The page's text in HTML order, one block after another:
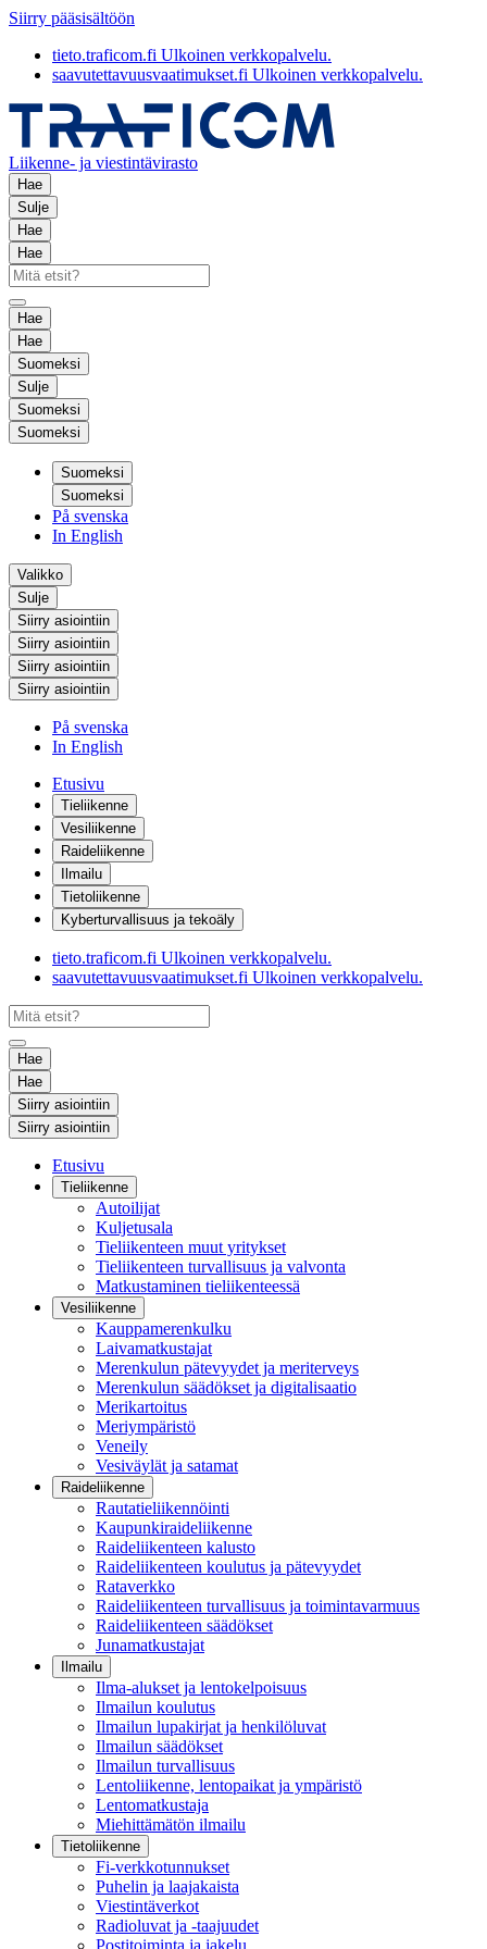
Siirry pääsisältöön
tieto.traficom.fi Ulkoinen verkkopalvelu.
saavutettavuusvaatimukset.fi Ulkoinen verkkopalvelu.
Liikenne- ja viestintävirasto
Hae
Sulje
Hae
Hae
Hae
Hae
Suomeksi
Sulje
Suomeksi
Suomeksi
Suomeksi
Suomeksi
På svenska
In English
Valikko
Sulje
Siirry asiointiin
Siirry asiointiin
Siirry asiointiin
Siirry asiointiin
På svenska
In English
Etusivu
Tieliikenne
Vesiliikenne
Raideliikenne
Ilmailu
Tietoliikenne
Kyberturvallisuus ja tekoäly
tieto.traficom.fi Ulkoinen verkkopalvelu.
saavutettavuusvaatimukset.fi Ulkoinen verkkopalvelu.
Hae
Hae
Siirry asiointiin
Siirry asiointiin
Etusivu
Tieliikenne
Autoilijat
Kuljetusala
Tieliikenteen muut yritykset
Tieliikenteen turvallisuus ja valvonta
Matkustaminen tieliikenteessä
Vesiliikenne
Kauppamerenkulku
Laivamatkustajat
Merenkulun pätevyydet ja meriterveys
Merenkulun säädökset ja digitalisaatio
Merikartoitus
Meriympäristö
Veneily
Vesiväylät ja satamat
Raideliikenne
Rautatieliikennöinti
Kaupunkiraideliikenne
Raideliikenteen kalusto
Raideliikenteen koulutus ja pätevyydet
Rataverkko
Raideliikenteen turvallisuus ja toimintavarmuus
Raideliikenteen säädökset
Junamatkustajat
Ilmailu
Ilma-alukset ja lentokelpoisuus
Ilmailun koulutus
Ilmailun lupakirjat ja henkilöluvat
Ilmailun säädökset
Ilmailun turvallisuus
Lentoliikenne, lentopaikat ja ympäristö
Lentomatkustaja
Miehittämätön ilmailu
Tietoliikenne
Fi-verkkotunnukset
Puhelin ja laajakaista
Viestintäverkot
Radioluvat ja -taajuudet
Postitoiminta ja jakelu